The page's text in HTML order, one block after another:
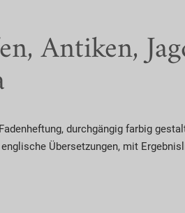
Antiken,
durchgängig farbig
Übersetzungen, mit